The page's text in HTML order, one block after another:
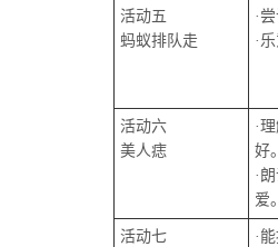
活动五
蚂蚁排队走
·
·
活动六
美人痣
·
好
·
爱
活动七
·